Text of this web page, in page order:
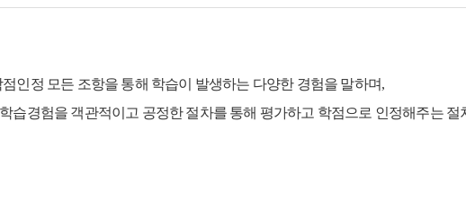
인정 모든 조항을 통해 학습이 발생하는 다양한 경험을 말하며,
습경험을 객관적이고 공정한 절차를 통해 평가하고 학점으로 인정해주는 절